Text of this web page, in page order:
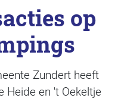
op
Zundert heeft
Heide en 't Oekeltje